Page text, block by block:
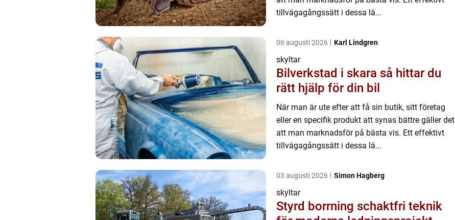
tillvägagångssätt i dessa lä...
06 augusti 2026 Karl Lindgren
skyltar
Bilverkstad i skara så hittar du
rätt hjälp för din bil
När man är ute efter att få sin butik, sitt företag
eller en specifik produkt att synas bättre gäller det
att man marknadsför på bästa vis. Ett effektivt
tillvägagångssätt i dessa lä...
03 augusti 2026 Simon Hagberg
skyltar
Styrd borrning schaktfri teknik